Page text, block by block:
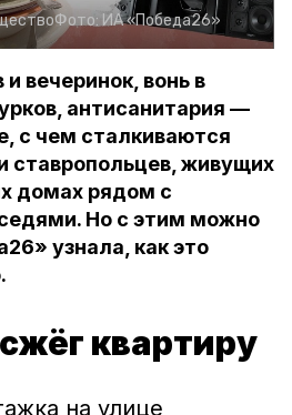
Фото: ИА «Победа26»
вечеринок, вонь в
антисанитария —
с чем сталкиваются
ставропольцев, живущих
домах рядом с
Но с этим можно
узнала, как это
квартиру
на улице